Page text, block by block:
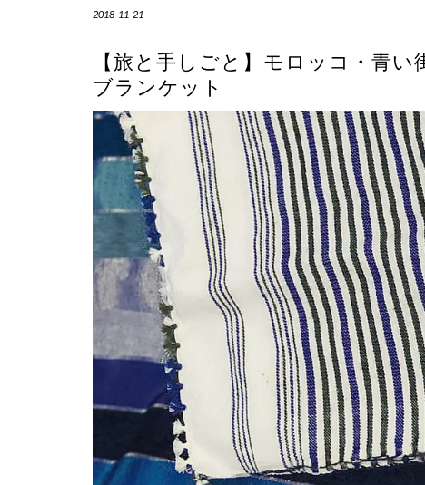
2018-11-21
【旅と手しごと】モロッコ・青
ブランケット